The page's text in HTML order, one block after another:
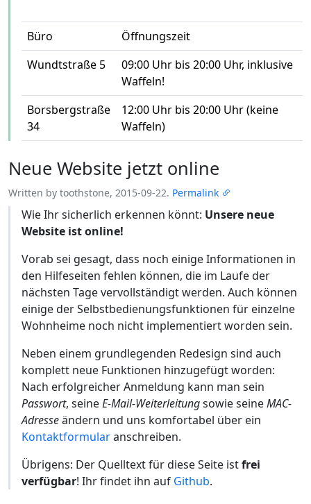
Büro
Öffnungszeit
Wundtstraße 5
09:00 Uhr bis 20:00 Uhr, inklusive
Waffeln!
Borsbergstraße
34
12:00 Uhr bis 20:00 Uhr (keine
Waffeln)
Neue Website jetzt online
Written by toothstone, 2015-09-22. Permalink
Wie Ihr sicherlich erkennen könnt: Unsere neue
Website ist online!
Vorab sei gesagt, dass noch einige Informationen in
den Hilfeseiten fehlen können, die im Laufe der
nächsten Tage vervollständigt werden. Auch können
einige der Selbstbedienungsfunktionen für einzelne
Wohnheime noch nicht implementiert worden sein.
Neben einem grundlegenden Redesign sind auch
komplett neue Funktionen hinzugefügt worden:
Nach erfolgreicher Anmeldung kann man sein
Passwort, seineE-Mail-Weiterleitungsowie seineMAC-
Adresseändern und uns komfortabel über ein
Kontaktformularanschreiben.
Übrigens: Der Quelltext für diese Seite istfrei
verfügbar! Ihr findet ihn auf Github.